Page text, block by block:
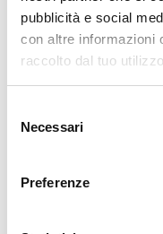
pubblicità e social
con altre informazioni
raccolto dal tuo
delNecessari
Preferenze
Ipertrofia Muscolare
petto internopettoralipush
ADD COMMENT